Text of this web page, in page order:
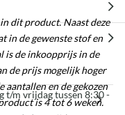
dit product. Naast deze
in de gewenste stof en
is de inkoopprijs in de
de prijs mogelijk hoger
en de gekozen
is 4 tot 6 weken.
t/m vrijdag tussen 8:30 -